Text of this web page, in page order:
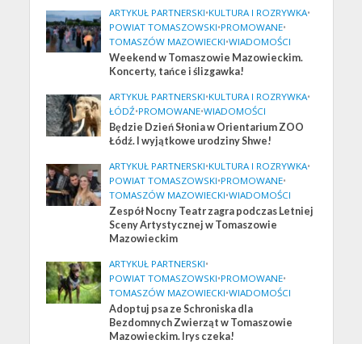
ARTYKUŁ PARTNERSKI•KULTURA I ROZRYWKA•
POWIAT TOMASZOWSKI•PROMOWANE•
TOMASZÓW MAZOWIECKI•WIADOMOŚCI
Weekend w Tomaszowie Mazowieckim.
Koncerty, tańce i ślizgawka!
ARTYKUŁ PARTNERSKI•KULTURA I ROZRYWKA•
ŁÓDŹ•PROMOWANE•WIADOMOŚCI
Będzie Dzień Słonia w Orientarium ZOO
Łódź. I wyjątkowe urodziny Shwe!
ARTYKUŁ PARTNERSKI•KULTURA I ROZRYWKA•
POWIAT TOMASZOWSKI•PROMOWANE•
TOMASZÓW MAZOWIECKI•WIADOMOŚCI
Zespół Nocny Teatr zagra podczas Letniej
Sceny Artystycznej w Tomaszowie
Mazowieckim
ARTYKUŁ PARTNERSKI•
POWIAT TOMASZOWSKI•PROMOWANE•
TOMASZÓW MAZOWIECKI•WIADOMOŚCI
Adoptuj psa ze Schroniska dla
Bezdomnych Zwierząt w Tomaszowie
Mazowieckim. Irys czeka!